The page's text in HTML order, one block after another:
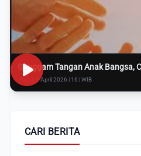
Genggam Tangan Anak Bangsa,
Rabu, 8 April 2026 | 16:i WIB
CARI BERITA